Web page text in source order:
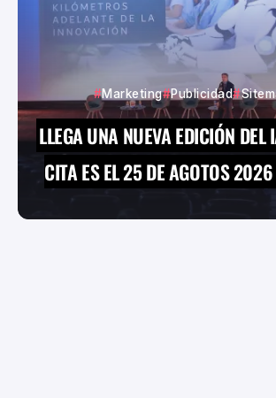
Marketing Publicidad
LLEGA UNA NUEVA EDICIÓN DEL
CITA ES EL 25 DE AGOTOS 2026